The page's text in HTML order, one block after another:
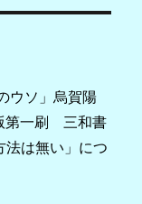
ウソ」烏賀陽
一刷 三和書
は無い」につ